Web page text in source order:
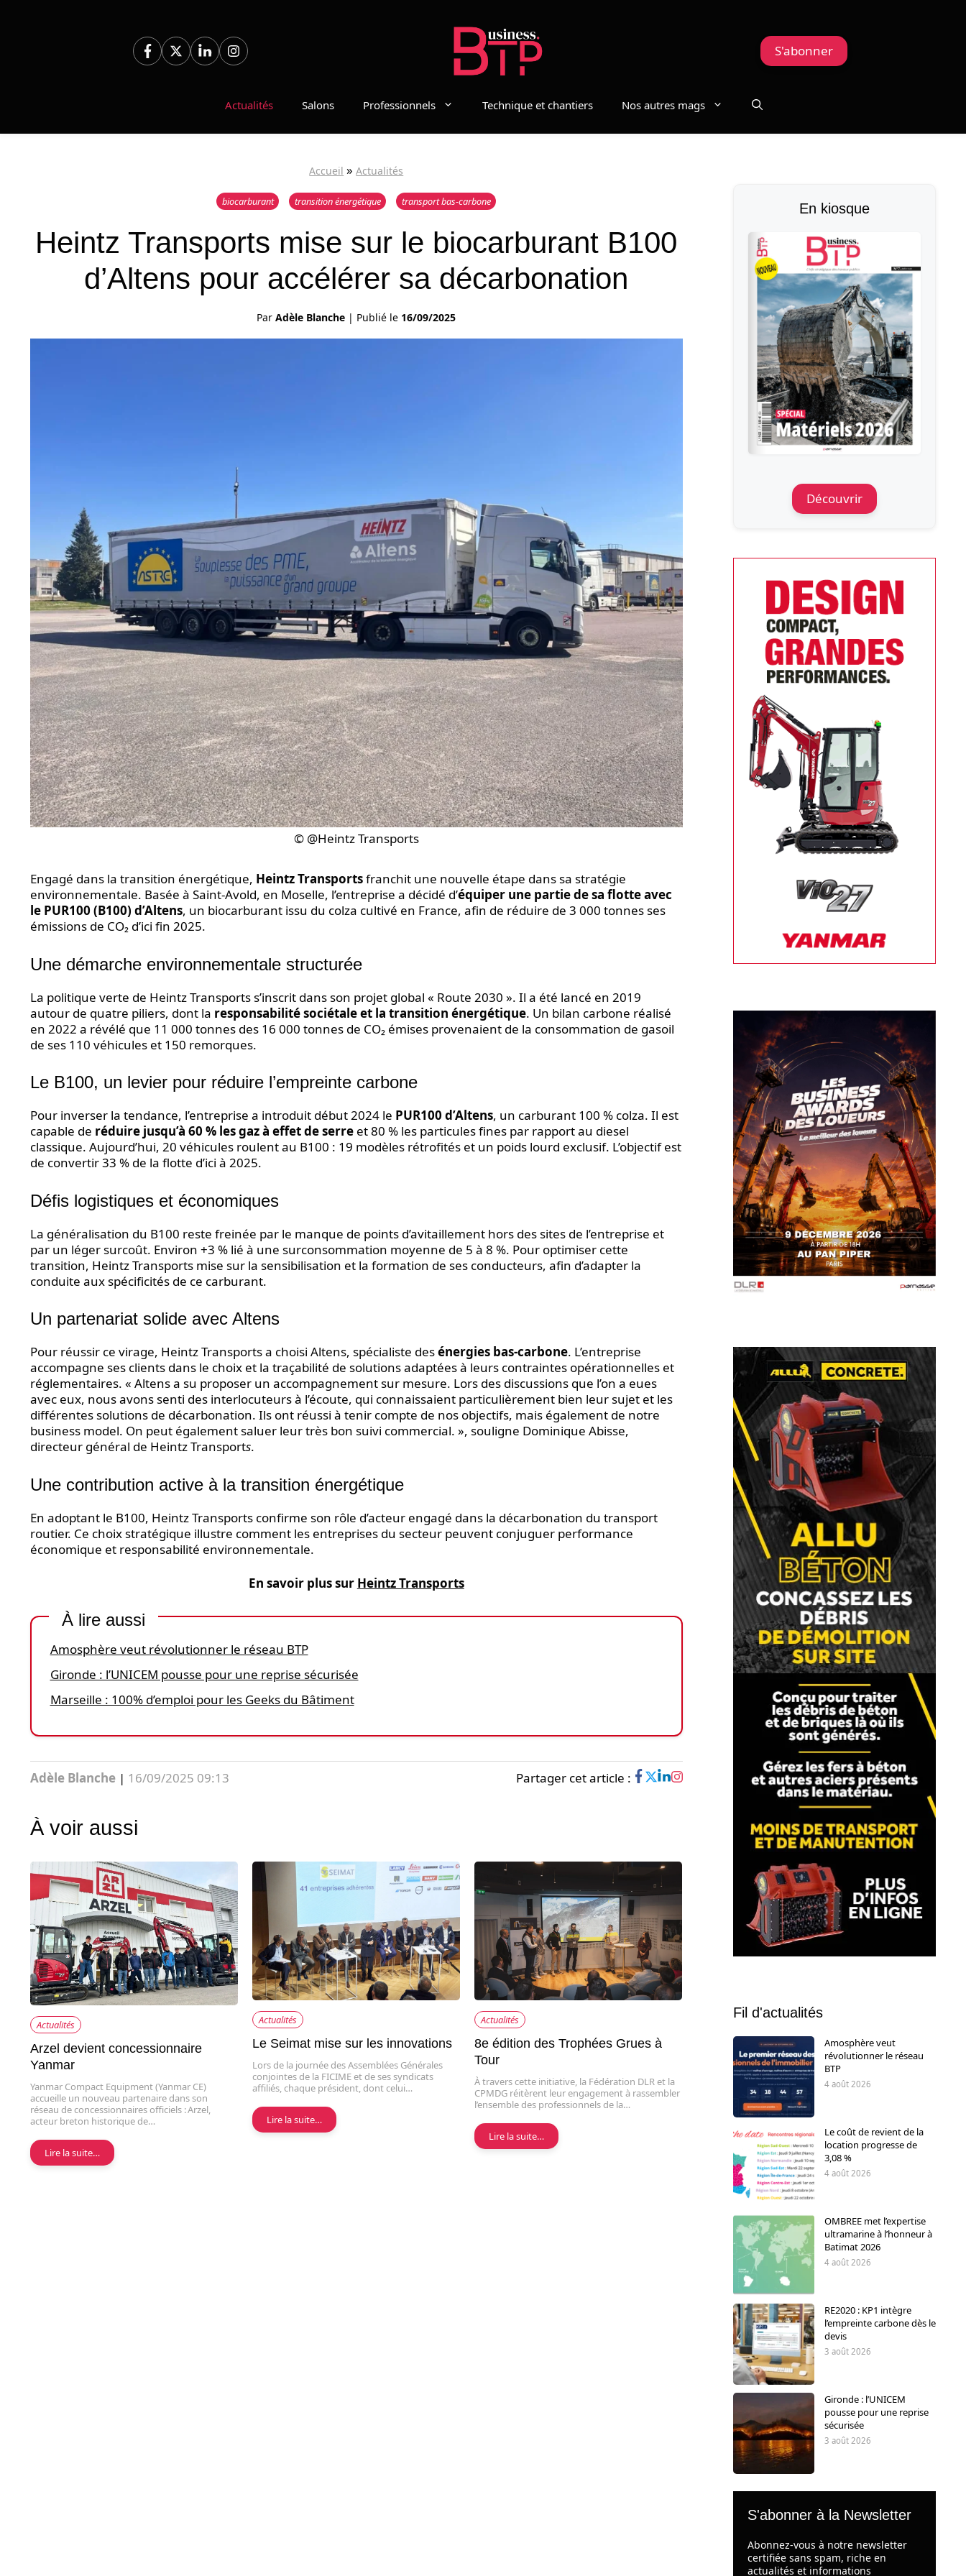
Actualités Salons Professionnels Technique et chantiers Nos autres mags
S'abonner
Accueil »Actualités
biocarburant transition énergétique transport bas-carbone
Heintz Transports mise sur le biocarburant B100
d’Altens pour accélérer sa décarbonation
ParAdèle Blanche | Publié le 16/09/2025
© @Heintz Transports
Engagé dans la transition énergétique, Heintz Transportsfranchit une nouvelle étape dans sa stratégie
environnementale. Basée à Saint-Avold, en Moselle, l’entreprise a décidé d’équiper une partie de sa flotte avec
le PUR100 (B100) d’Altens, un biocarburant issu du colza cultivé en France, afin de réduire de 3 000 tonnes ses
émissions de CO₂ d’ici fin 2025.
Une démarche environnementale structurée
La politique verte de Heintz Transports s’inscrit dans son projet global « Route 2030 ». Il a été lancé en 2019
autour de quatre piliers, dont la responsabilité sociétale et la transition énergétique. Un bilan carbone réalisé
en 2022 a révélé que 11 000 tonnes des 16 000 tonnes de CO₂ émises provenaient de la consommation de gasoil
de ses 110 véhicules et 150 remorques.
Le B100, un levier pour réduire l’empreinte carbone
Pour inverser la tendance, l’entreprise a introduit début 2024 le PUR100 d’Altens, un carburant 100 % colza. Il est
capable de réduire jusqu’à 60 % les gaz à effet de serre et 80 % les particules fines par rapport au diesel
classique. Aujourd’hui, 20 véhicules roulent au B100 : 19 modèles rétrofités et un poids lourd exclusif. L’objectif est
de convertir 33 % de la flotte d’ici à 2025.
Défis logistiques et économiques
La généralisation du B100 reste freinée par le manque de points d’avitaillement hors des sites de l’entreprise et
par un léger surcoût. Environ +3 % lié à une surconsommation moyenne de 5 à 8 %. Pour optimiser cette
transition, Heintz Transports mise sur la sensibilisation et la formation de ses conducteurs, afin d’adapter la
conduite aux spécificités de ce carburant.
Un partenariat solide avec Altens
Pour réussir ce virage, Heintz Transports a choisi Altens, spécialiste desénergies bas-carbone. L’entreprise
accompagne ses clients dans le choix et la traçabilité de solutions adaptées à leurs contraintes opérationnelles et
réglementaires. « Altens a su proposer un accompagnement sur mesure. Lors des discussions que l’on a eues
avec eux, nous avons senti des interlocuteurs à l’écoute, qui connaissaient particulièrement bien leur sujet et les
différentes solutions de décarbonation. Ils ont réussi à tenir compte de nos objectifs, mais également de notre
business model. On peut également saluer leur très bon suivi commercial. », souligne Dominique Abisse,
directeur général de Heintz Transports.
Une contribution active à la transition énergétique
En adoptant le B100, Heintz Transports confirme son rôle d’acteur engagé dans la décarbonation du transport
routier. Ce choix stratégique illustre comment les entreprises du secteur peuvent conjuguer performance
économique et responsabilité environnementale.
En savoir plus sur Heintz Transports
À lire aussi
Amosphère veut révolutionner le réseau BTP
Gironde : l’UNICEM pousse pour une reprise sécurisée
Marseille : 100% d’emploi pour les Geeks du Bâtiment
Adèle Blanche | 16/09/2025 09:13 Partager cet article :
À voir aussi
Actualités
Arzel devient concessionnaire
Yanmar
Yanmar Compact Equipment (Yanmar CE)
accueille un nouveau partenaire dans son
réseau de concessionnaires officiels : Arzel,
acteur breton historique de…
Lire la suite…
Actualités
Le Seimat mise sur les innovations
Lors de la journée des Assemblées Générales
conjointes de la FICIME et de ses syndicats
affiliés, chaque président, dont celui…
Lire la suite…
Actualités
8e édition des Trophées Grues à
Tour
À travers cette initiative, la Fédération DLR et la
CPMDG réitèrent leur engagement à rassembler
l’ensemble des professionnels de la…
Lire la suite…
En kiosque
Découvrir
Fil d'actualités
Amosphère veut
révolutionner le réseau
BTP
4 août 2026
Le coût de revient de la
location progresse de
3,08 %
4 août 2026
OMBREE met l’expertise
ultramarine à l’honneur à
Batimat 2026
4 août 2026
RE2020 : KP1 intègre
l’empreinte carbone dès le
devis
3 août 2026
Gironde : l’UNICEM
pousse pour une reprise
sécurisée
3 août 2026
S'abonner à la Newsletter
Abonnez-vous à notre newsletter
certifiée sans spam, riche en
actualités et informations